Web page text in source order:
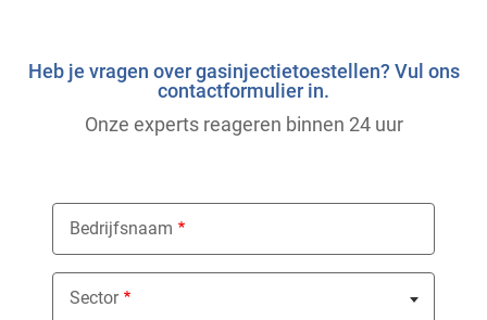
Heb je vragen over gasinjectietoestellen? Vul ons
contactformulier in.
Onze experts reageren binnen 24 uur
Bedrijfsnaam
Sector
Nothing selected